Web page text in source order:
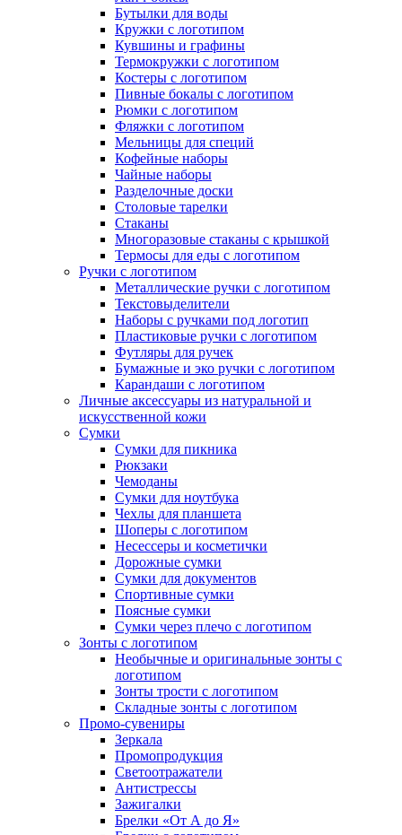
Бутылки для воды
Кружки с логотипом
Кувшины и графины
Термокружки с логотипом
Костеры с логотипом
Пивные бокалы с логотипом
Рюмки с логотипом
Фляжки с логотипом
Мельницы для специй
Кофейные наборы
Чайные наборы
Разделочные доски
Столовые тарелки
Стаканы
Многоразовые стаканы с крышкой
Термосы для еды с логотипом
Ручки с логотипом
Металлические ручки с логотипом
Текстовыделители
Наборы с ручками под логотип
Пластиковые ручки с логотипом
Футляры для ручек
Бумажные и эко ручки с логотипом
Карандаши с логотипом
Личные аксессуары из натуральной и
искусственной кожи
Сумки
Сумки для пикника
Рюкзаки
Чемоданы
Сумки для ноутбука
Чехлы для планшета
Шоперы с логотипом
Несессеры и косметички
Дорожные сумки
Сумки для документов
Спортивные сумки
Поясные сумки
Сумки через плечо с логотипом
Зонты с логотипом
Необычные и оригинальные зонты с
логотипом
Зонты трости с логотипом
Складные зонты с логотипом
Промо-сувениры
Зеркала
Промопродукция
Светоотражатели
Антистрессы
Зажигалки
Брелки «От А до Я»